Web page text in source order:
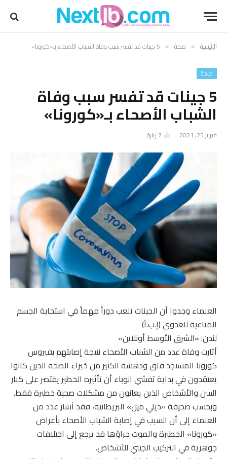
الرئيسية » صحة » 5 جينات قد تفسر سبب وفاة الشباب الأصحاء بـ«كورونا»
صحة
5 جينات قد تفسر سبب وفاة
الشباب الأصحاء بـ«كورونا»
فبراير 25, 2021 7 زيارة
العلماء وجدوا أن الجينات تلعب دوراً مهماً في استجابة الجسم
المناعية للعدوى (إ.ب.أ)
لندن: «الشرق الأوسط أونلاين»
أثارت وفاة عدد من الشباب الأصحاء نتيجة إصابتهم بفيروس
كورونا المستجد قلق ودهشة الكثير من خبراء الصحة الذين كانوا
يعتقدون في بداية تفشي الوباء أن تأثيره الخطير يقتصر على كبار
السن والأشخاص الذين يعانون من مشكلات صحية خطيرة فقط.
وبحسب صحيفة «ديلي ميل» البريطانية، فقد أشار عدد من
العلماء إلى أن السبب في إصابة الشباب الأصحاء بأعراض
«كورونا» الخطيرة والموت جراؤها قد يرجع إلى اختلافات
جوهرية في التركيب الجيني للأشخاص.